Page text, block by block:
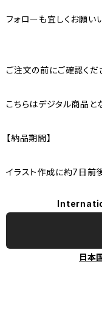
フォローも宜しくお願い
ご注文の前にご確認くだ
こちらはデジタル商品と
【納品期間】
イラスト作成に約7日前
日本